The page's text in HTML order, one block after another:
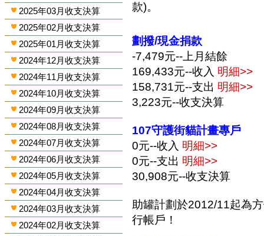
2025年03月收支決算
2025年02月收支決算
2025年01月收支決算
2024年12月收支決算
2024年11月收支決算
2024年10月收支決算
2024年09月收支決算
2024年08月收支決算
2024年07月收支決算
2024年06月收支決算
2024年05月收支決算
2024年04月收支決算
2024年03月收支決算
2024年02月收支決算
款)。
劃撥/現金捐款
-7,479元--上月結餘
169,433元--收入 明細>>
158,731元--支出 明細>>
3,223元--收支決算
107守護街貓計畫專戶
0元--收入 明細>>
0元--支出 明細>>
30,908元--收支決算
助罐計劃於2012/11起為
行帳戶！